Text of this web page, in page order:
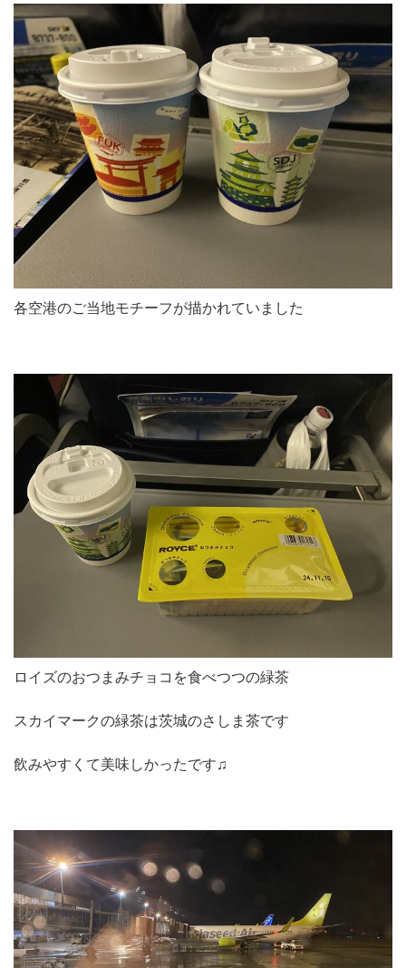
各空港のご当地モチーフが描かれていました
ロイズのおつまみチョコを食べつつの緑茶
スカイマークの緑茶は茨城のさしま茶です
飲みやすくて美味しかったです♫